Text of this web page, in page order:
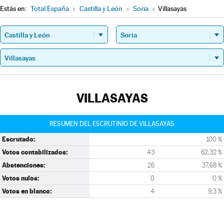
Estás en: Total España » Castilla y León » Soria » Villasayas
VILLASAYAS
RESUMEN DEL ESCRUTINIO DE VILLASAYAS
Escrutado: 100 %
Votos contabilizados: 43 62,32 %
Abstenciones: 26 37,68 %
Votos nulos: 0 0 %
Votos en blanco: 4 9,3 %